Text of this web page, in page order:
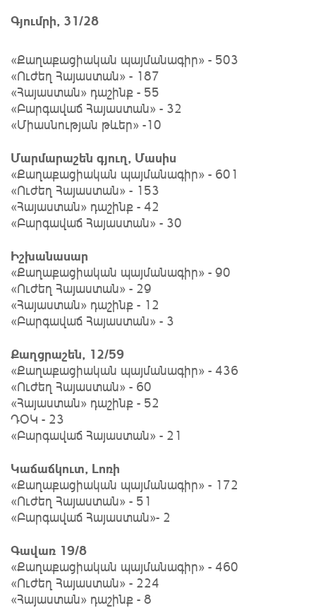
Գյումրի, 31/28
«Քաղաքացիական պայմանագիր» - 503
«Ուժեղ Հայաստան» - 187
«Հայաստան» դաշինք - 55
«Բարգավաճ Հայաստան» - 32
«Միասնության թևեր» -10
Մարմարաշեն գյուղ, Մասիս
«Քաղաքացիական պայմանագիր» - 601
«Ուժեղ Հայաստան» - 153
«Հայաստան» դաշինք - 42
«Բարգավաճ Հայաստան» - 30
Իշխանասար
«Քաղաքացիական պայմանագիր» - 90
«Ուժեղ Հայաստան» - 29
«Հայաստան» դաշինք - 12
«Բարգավաճ Հայաստան» - 3
Քաղցրաշեն, 12/59
«Քաղաքացիական պայմանագիր» - 436
«Ուժեղ Հայաստան» - 60
«Հայաստան» դաշինք - 52
ԴՕԿ - 23
«Բարգավաճ Հայաստան» - 21
Կաճաճկուտ, Լոռի
«Քաղաքացիական պայմանագիր» - 172
«Ուժեղ Հայաստան» - 51
«Բարգավաճ Հայաստան»- 2
Գավառ 19/8
«Քաղաքացիական պայմանագիր» - 460
«Ուժեղ Հայաստան» - 224
«Հայաստան» դաշինք - 8